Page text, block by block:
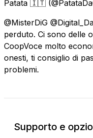
Patata 🇮🇹
@MisterDiG
perduto. Ci sono delle
CoopVoce molto
onesti, ti consiglio di
problemi.
Supporto e